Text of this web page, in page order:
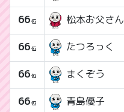
66位 松本お父さん
66位 たつろっく
66位 まくぞう
66位 青島優子